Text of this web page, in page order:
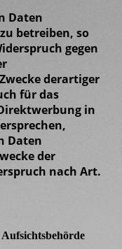
Daten
betreiben, so
gegen
derartiger
für das
in
Daten
der
nach Art.